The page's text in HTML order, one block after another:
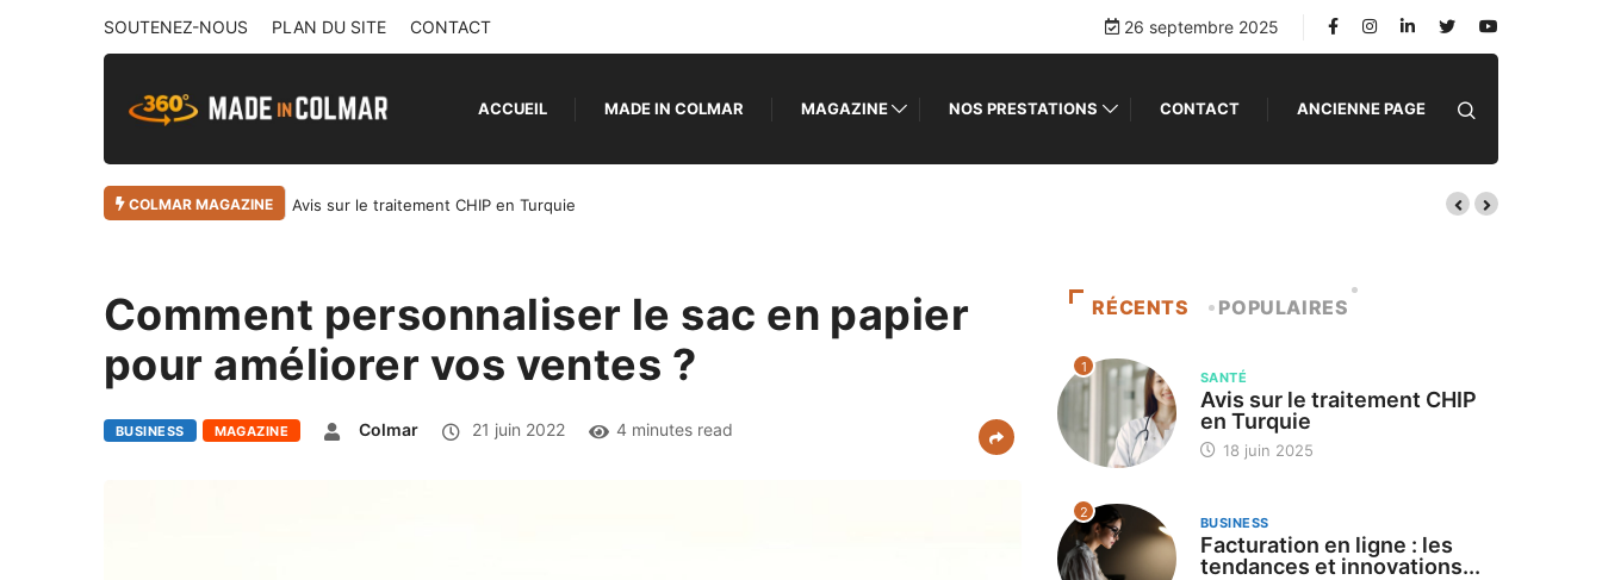
SOUTENEZ-NOUS PLAN DU SITE CONTACT 26 septembre 2025
ACCUEIL MADE IN COLMAR MAGAZINE NOS PRESTATIONS CONTACT ANCIENNE PAGE
COLMAR MAGAZINE Avis sur le traitement CHIP en Turquie
Comment personnaliser le sac en papier
pour améliorer vos ventes ?
BUSINESS MAGAZINE Colmar 21 juin 2022 4 minutes read
RÉCENTS POPULAIRES
1
SANTÉ
Avis sur le traitement CHIP
en Turquie
18 juin 2025
2
BUSINESS
Facturation en ligne : les
tendances et innovations...